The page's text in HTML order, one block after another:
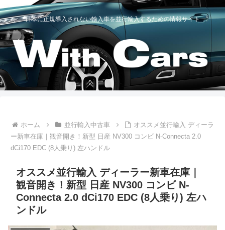
日本に正規導入されない輸入車を並行輸入するための情報サイト
ホーム 並行輸入中古車
オススメ並行輸入 ディーラ
ー新車在庫｜観音開き！新型 日産 NV300 コンビ N-Connecta 2.0
dCi170 EDC (8人乗り) 左ハンドル
オススメ並行輸入 ディーラー新車在庫｜
観音開き！新型 日産 NV300 コンビ N-
Connecta 2.0 dCi170 EDC (8人乗り) 左ハ
ンドル